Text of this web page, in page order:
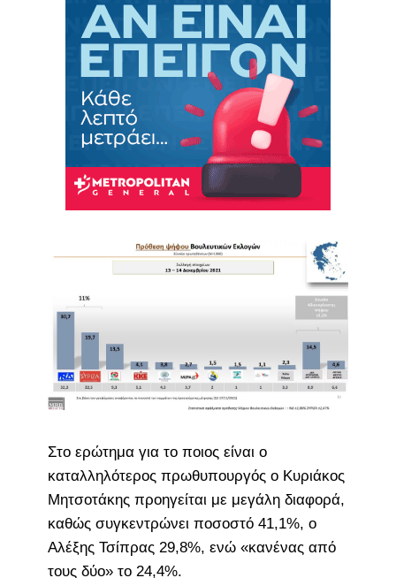
Στο ερώτημα για το ποιος είναι ο
καταλληλότερος πρωθυπουργός ο Κυριάκος
Μητσοτάκης προηγείται με μεγάλη διαφορά,
καθώς συγκεντρώνει ποσοστό 41,1%, ο
Αλέξης Τσίπρας 29,8%, ενώ «κανένας από
τους δύο» το 24,4%.